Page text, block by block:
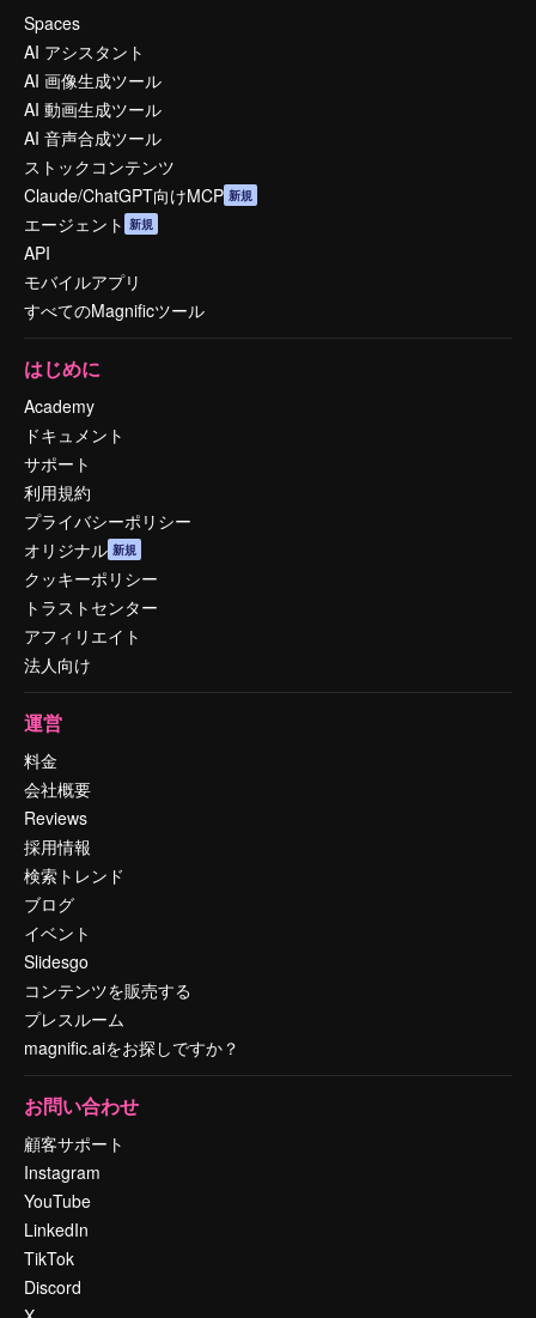
Spaces
AI アシスタント
AI 画像生成ツール
AI 動画生成ツール
AI 音声合成ツール
ストックコンテンツ
Claude/ChatGPT向けMCP 新規
エージェント 新規
API
モバイルアプリ
すべてのMagnificツール
はじめに
Academy
ドキュメント
サポート
利用規約
プライバシーポリシー
オリジナル 新規
クッキーポリシー
トラストセンター
アフィリエイト
法人向け
運営
料金
会社概要
Reviews
採用情報
検索トレンド
ブログ
イベント
Slidesgo
コンテンツを販売する
プレスルーム
magnific.aiをお探しですか？
お問い合わせ
顧客サポート
Instagram
YouTube
LinkedIn
TikTok
Discord